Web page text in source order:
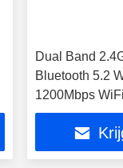
Dual Band
Bluetooth 5.2
1200Mbps
Interface